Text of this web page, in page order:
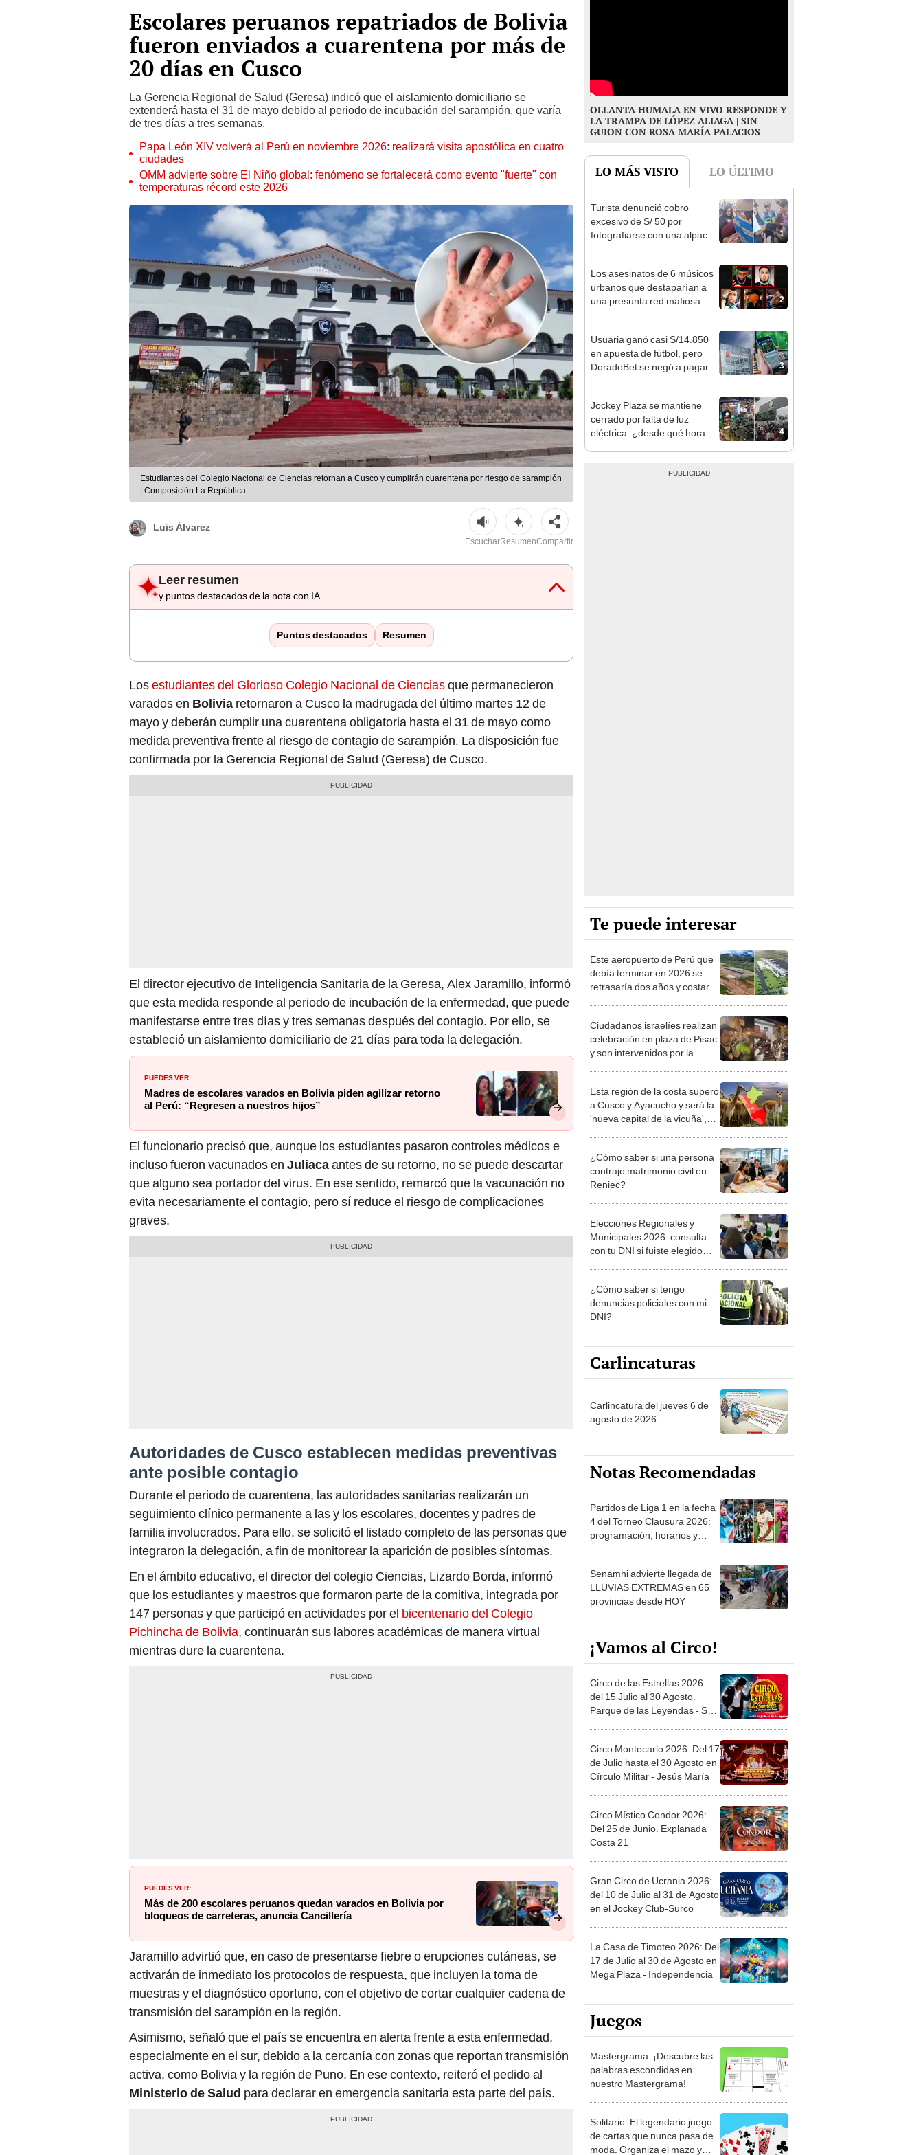
Escolares peruanos repatriados de Bolivia
fueron enviados a cuarentena por más de
20 días en Cusco
La Gerencia Regional de Salud (Geresa) indicó que el aislamiento domiciliario se
extenderá hasta el 31 de mayo debido al periodo de incubación del sarampión, que varía
de tres días a tres semanas.
Papa León XIV volverá al Perú en noviembre 2026: realizará visita apostólica en cuatro
ciudades
OMM advierte sobre El Niño global: fenómeno se fortalecerá como evento "fuerte" con
temperaturas récord este 2026
Estudiantes del Colegio Nacional de Ciencias retornan a Cusco y cumplirán cuarentena por riesgo de sarampión
| Composición La República
Luis Álvarez
EscucharResumenCompartir
Leer resumen
y puntos destacados de la nota con IA
Puntos destacados Resumen
Losestudiantes del Glorioso Colegio Nacional de Cienciasque permanecieron
varados en Bolivia retornaron a Cusco la madrugada del último martes 12 de
mayo y deberán cumplir una cuarentena obligatoria hasta el 31 de mayo como
medida preventiva frente al riesgo de contagio de sarampión. La disposición fue
confirmada por la Gerencia Regional de Salud (Geresa) de Cusco.
El director ejecutivo de Inteligencia Sanitaria de la Geresa, Alex Jaramillo, informó
que esta medida responde al periodo de incubación de la enfermedad, que puede
manifestarse entre tres días y tres semanas después del contagio. Por ello, se
estableció un aislamiento domiciliario de 21 días para toda la delegación.
PUEDES VER:
Madres de escolares varados en Bolivia piden agilizar retorno
al Perú: “Regresen a nuestros hijos”
El funcionario precisó que, aunque los estudiantes pasaron controles médicos e
incluso fueron vacunados en Juliacaantes de su retorno, no se puede descartar
que alguno sea portador del virus. En ese sentido, remarcó que la vacunación no
evita necesariamente el contagio, pero sí reduce el riesgo de complicaciones
graves.
Autoridades de Cusco establecen medidas preventivas
ante posible contagio
Durante el periodo de cuarentena, las autoridades sanitarias realizarán un
seguimiento clínico permanente a las y los escolares, docentes y padres de
familia involucrados. Para ello, se solicitó el listado completo de las personas que
integraron la delegación, a fin de monitorear la aparición de posibles síntomas.
En el ámbito educativo, el director del colegio Ciencias, Lizardo Borda, informó
que los estudiantes y maestros que formaron parte de la comitiva, integrada por
147 personas y que participó en actividades por el bicentenario del Colegio
Pichincha de Bolivia, continuarán sus labores académicas de manera virtual
mientras dure la cuarentena.
PUEDES VER:
Más de 200 escolares peruanos quedan varados en Bolivia por
bloqueos de carreteras, anuncia Cancillería
Jaramillo advirtió que, en caso de presentarse fiebre o erupciones cutáneas, se
activarán de inmediato los protocolos de respuesta, que incluyen la toma de
muestras y el diagnóstico oportuno, con el objetivo de cortar cualquier cadena de
transmisión del sarampión en la región.
Asimismo, señaló que el país se encuentra en alerta frente a esta enfermedad,
especialmente en el sur, debido a la cercanía con zonas que reportan transmisión
activa, como Bolivia y la región de Puno. En ese contexto, reiteró el pedido al
Ministerio de Salud para declarar en emergencia sanitaria esta parte del país.
OLLANTA HUMALA EN VIVO RESPONDE Y
LA TRAMPA DE LÓPEZ ALIAGA | SIN
GUION CON ROSA MARÍA PALACIOS
LO MÁS VISTO LO ÚLTIMO
1
Turista denunció cobro
excesivo de S/ 50 por
fotografiarse con una alpaca
2
Los asesinatos de 6 músicos
urbanos que destaparían a
una presunta red mafiosa
3
Usuaria ganó casi S/14.850
en apuesta de fútbol, pero
DoradoBet se negó a pagar:
4
Jockey Plaza se mantiene
cerrado por falta de luz
eléctrica: ¿desde qué hora
Te puede interesar
Este aeropuerto de Perú que
debía terminar en 2026 se
retrasaría dos años y costaría
Ciudadanos israelíes realizan
celebración en plaza de Pisac
y son intervenidos por la
Esta región de la costa superó
a Cusco y Ayacucho y será la
'nueva capital de la vicuña',
¿Cómo saber si una persona
contrajo matrimonio civil en
Reniec?
Elecciones Regionales y
Municipales 2026: consulta
con tu DNI si fuiste elegido
la ONPE
¿Cómo saber si tengo
denuncias policiales con mi
DNI?
Carlincaturas
Carlincatura del jueves 6 de
agosto de 2026
Notas Recomendadas
Partidos de Liga 1 en la fecha
4 del Torneo Clausura 2026:
programación, horarios y
Senamhi advierte llegada de
LLUVIAS EXTREMAS en 65
provincias desde HOY
¡Vamos al Circo!
Circo de las Estrellas 2026:
del 15 Julio al 30 Agosto.
Parque de las Leyendas - San
Circo Montecarlo 2026: Del 17
de Julio hasta el 30 Agosto en
Círculo Militar - Jesús María
Circo Místico Condor 2026:
Del 25 de Junio. Explanada
Costa 21
Gran Circo de Ucrania 2026:
del 10 de Julio al 31 de Agosto
en el Jockey Club-Surco
La Casa de Timoteo 2026: Del
17 de Julio al 30 de Agosto en
Mega Plaza - Independencia
Juegos
Mastergrama: ¡Descubre las
palabras escondidas en
nuestro Mastergrama!
Solitario: El legendario juego
de cartas que nunca pasa de
moda. Organiza el mazo y